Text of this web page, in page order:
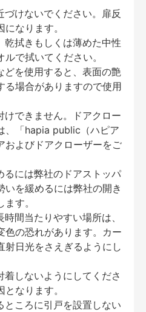
けないでください。扉反
なります。
拭きもしくは薄めた中性
で拭いてください。
を使用すると、表面の艶
る場合がありますので使用
できません。ドアクロー
、「hapia public（ハピア
およびドアクローザーをご
には弊社のドアストッパ
いを緩めるには弊社の開き
す。
間当たりやすい場所は、
色の恐れがあります。カー
射日光をさえぎるようにし
しないようにしてくださ
なります。
ころに引戸を設置しない